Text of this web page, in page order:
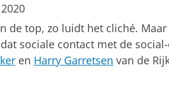
de top, zo luidt het cliché.
sociale contact met de
en Harry Garretsen van de